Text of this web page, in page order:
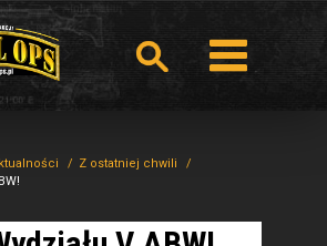
Z ostatniej chwili